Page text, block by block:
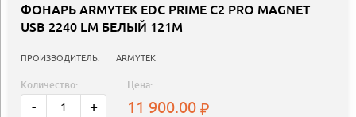
ФОНАРЬ ARMYTEK EDC PRIME C2 PRO MAGNET
USB 2240 LM БЕЛЫЙ 121М
ПРОИЗВОДИТЕЛЬ: ARMYTEK
Количество:
- +
Цена:
11 900.00